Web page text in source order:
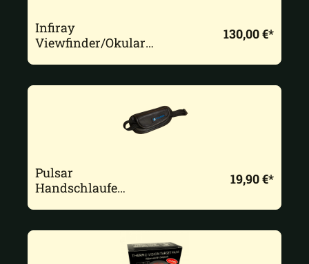
Infiray
Viewfinder/Okularb
50/MAL25/38
130,00 €*
Pulsar
Handschlaufe
19,90 €*